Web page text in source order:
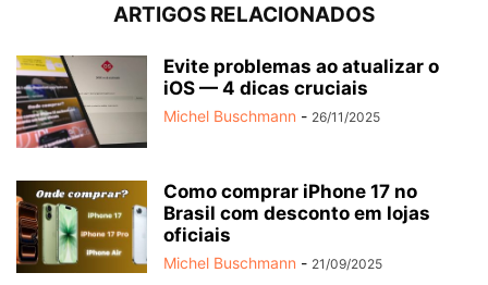
ARTIGOS RELACIONADOS
Evite problemas ao atualizar o
iOS — 4 dicas cruciais
Michel Buschmann - 26/11/2025
Como comprar iPhone 17 no
Brasil com desconto em lojas
oficiais
Michel Buschmann - 21/09/2025